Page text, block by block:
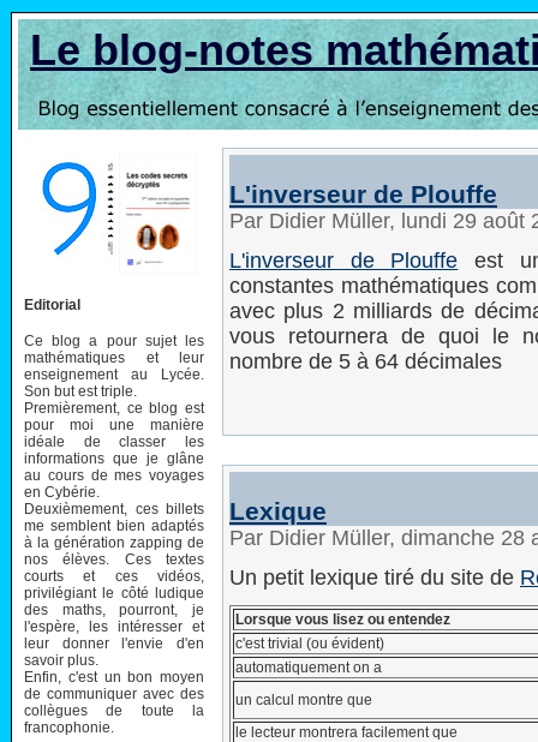
Le blog-notes
Editorial
Ce blog a pour sujet les
mathématiques et leur
enseignement au Lycée.
Son but est triple.
Premièrement, ce blog est
pour moi une manière
idéale de classer les
informations que je glâne
au cours de mes voyages
en Cybérie.
Deuxièmement, ces billets
me semblent bien adaptés
à la génération zapping de
nos élèves. Ces textes
courts et ces vidéos,
privilégiant le côté ludique
des maths, pourront, je
l'espère, les intéresser et
leur donner l'envie d'en
savoir plus.
Enfin, c'est un bon moyen
de communiquer avec des
collègues de toute la
francophonie.
L'inverseur de Plouffe
Par Didier Müller, lundi 29 août
L'inverseur de Plouffe est
constantes mathématiques
avec plus 2 milliards de
vous retournera de quoi le
nombre de 5 à 64 décimales
Lexique
Par Didier Müller, dimanche 28
Un petit lexique tiré du site de
Lorsque vous lisez ou entendez
c'est trivial (ou évident)
automatiquement on a
un calcul montre que
le lecteur montrera facilement que